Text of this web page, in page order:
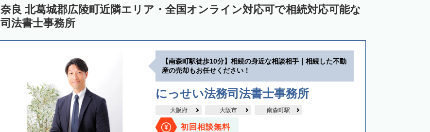
奈良 北葛城郡広陵町近隣エリア・全国オンライン対応可で相続対応可能な
司法書士事務所
【南森町駅徒歩10分】相続の身近な相談相手｜相続した不動
産の売却もお任せください！
にっせい法務司法書士事務所
大阪府 大阪市 南森町駅
初回相談無料